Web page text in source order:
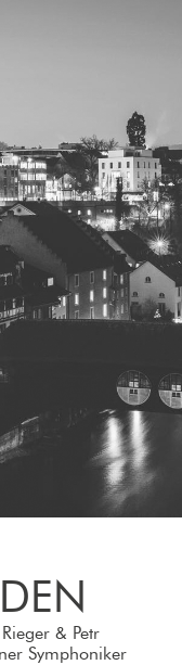
& Petr
Symphoniker